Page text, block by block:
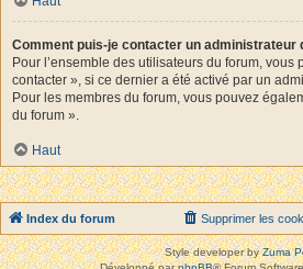
Comment puis-je contacter un administrateur
Pour l’ensemble des utilisateurs du forum,
contacter », si ce dernier a été activé par un
Pour les membres du forum, vous pouvez
du forum ».
Haut
Index du forum Supprimer les
Style developer byZuma